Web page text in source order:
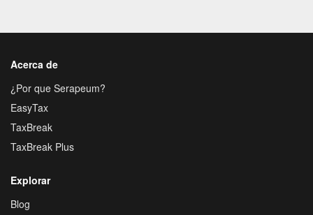
Acerca de
¿Por que Serapeum?
EasyTax
TaxBreak
TaxBreak Plus
Explorar
Blog